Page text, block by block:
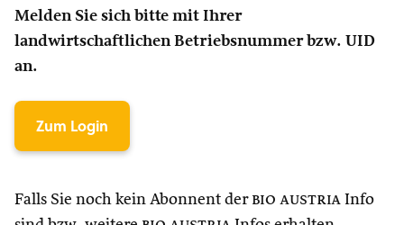
Melden Sie sich bitte mit Ihrer
landwirtschaftlichen Betriebsnummer bzw. UID
an.
Zum Login
Falls Sie noch kein Abonnent der bio austria Info